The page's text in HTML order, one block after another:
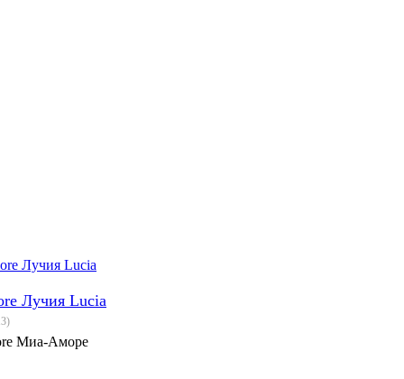
Лучия Lucia
)
Миа-Аморе